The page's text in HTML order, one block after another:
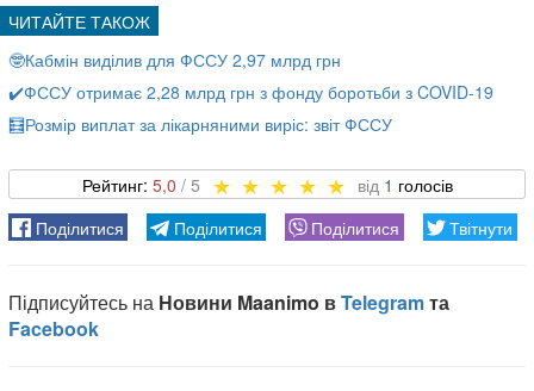
🤓Кабмін виділив для ФССУ 2,97 млрд грн
✔️ФССУ отримає 2,28 млрд грн з фонду боротьби з COVID-19
🧮Розмір виплат за лікарняними виріс: звіт ФССУ
5,0 1